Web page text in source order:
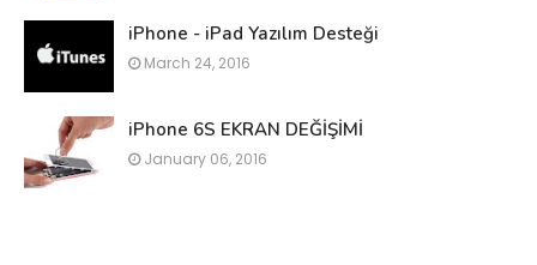
iPhone - iPad Yazılım Desteği
March 24, 2016
iPhone 6S EKRAN DEĞİŞİMİ
January 06, 2016